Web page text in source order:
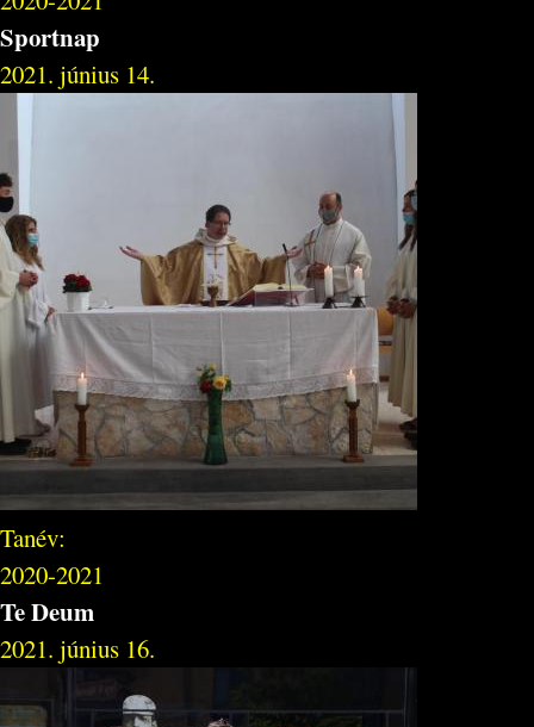
Sportnap
2021. június 14.
Tanév:
2020-2021
Te Deum
2021. június 16.